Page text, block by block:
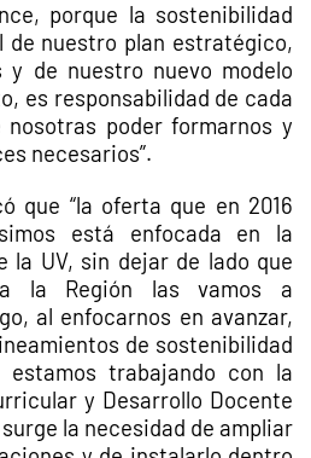
porque la sostenibilidad
de nuestro plan estratégico,
de nuestro nuevo modelo
es responsabilidad de cada
poder formarnos y
necesarios”.
que “la oferta que en 2016
está enfocada en la
la UV, sin dejar de lado que
la Región las vamos a
al enfocarnos en avanzar,
de sostenibilidad
trabajando con la
y Desarrollo Docente
la necesidad de ampliar